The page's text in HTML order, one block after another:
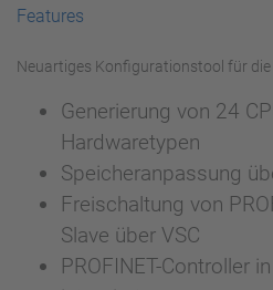
Features
Neuartiges Konfigurationstool für die
Generierung von 24
Hardwaretypen
Speicheranpassung
Freischaltung von
Slave über VSC
PROFINET-Controller